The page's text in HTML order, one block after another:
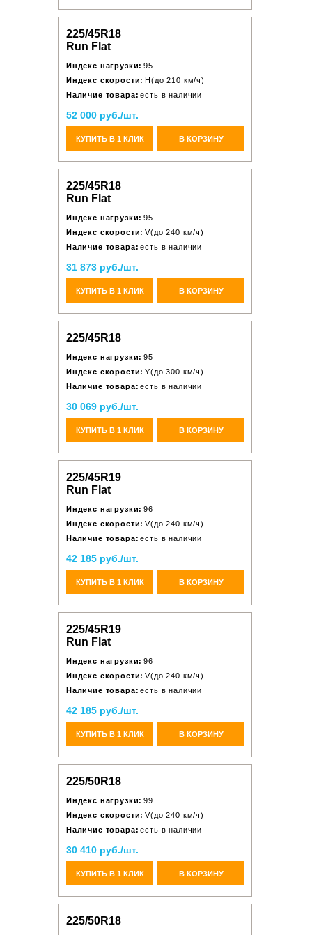
225/45R18
Run Flat
Индекс нагрузки: 95
Индекс скорости: H(до 210 км/ч)
Наличие товара: есть в наличии
52 000 руб./шт.
КУПИТЬ В 1 КЛИК В КОРЗИНУ
225/45R18
Run Flat
Индекс нагрузки: 95
Индекс скорости: V(до 240 км/ч)
Наличие товара: есть в наличии
31 873 руб./шт.
КУПИТЬ В 1 КЛИК В КОРЗИНУ
225/45R18
Индекс нагрузки: 95
Индекс скорости: Y(до 300 км/ч)
Наличие товара: есть в наличии
30 069 руб./шт.
КУПИТЬ В 1 КЛИК В КОРЗИНУ
225/45R19
Run Flat
Индекс нагрузки: 96
Индекс скорости: V(до 240 км/ч)
Наличие товара: есть в наличии
42 185 руб./шт.
КУПИТЬ В 1 КЛИК В КОРЗИНУ
225/45R19
Run Flat
Индекс нагрузки: 96
Индекс скорости: V(до 240 км/ч)
Наличие товара: есть в наличии
42 185 руб./шт.
КУПИТЬ В 1 КЛИК В КОРЗИНУ
225/50R18
Индекс нагрузки: 99
Индекс скорости: V(до 240 км/ч)
Наличие товара: есть в наличии
30 410 руб./шт.
КУПИТЬ В 1 КЛИК В КОРЗИНУ
225/50R18